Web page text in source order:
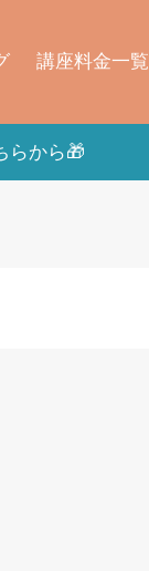
講座料金一覧
らから🎁